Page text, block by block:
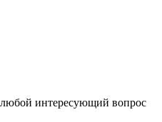
интересующий вопрос